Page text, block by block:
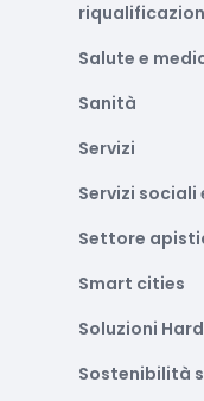
Salute e
Sanità
Servizi
Servizi
Settore
Smart cities
Soluzioni
Sostenibilità